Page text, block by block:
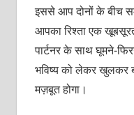
इससे आप दोनों के बीच
आपका रिश्ता एक
पार्टनर के साथ घूमने-
भविष्य को लेकर खुलकर
मज़बूत होगा।